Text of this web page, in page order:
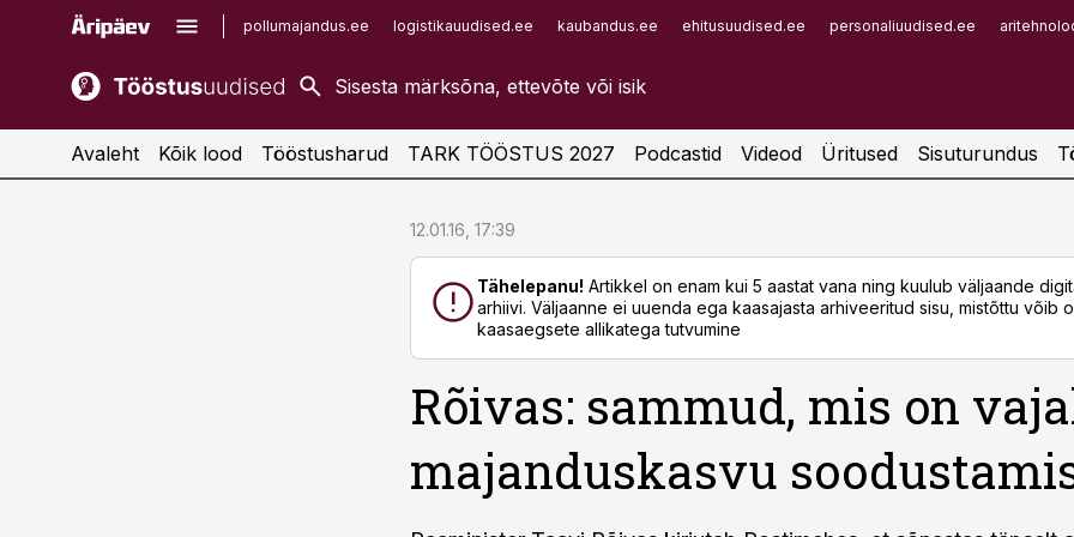
pollumajandus.ee logistikauudised.ee kaubandus.ee ehitusuudised.ee personaliuudised.ee
kaubandus.ee
kinnisvarauudised.ee
imelineajalugu.ee
Infopank
Avaleht Kõik lood Tööstusharud TARK TÖÖSTUS 2027 Podcastid Videod Üritused Sisuturundus
12.01.16, 17:39
Tähelepanu! Artikkel on enam kui 5 aastat vana ning kuulub väljaande
arhiivi. Väljaanne ei uuenda ega kaasajasta arhiveeritud sisu, mistõttu võib
kaasaegsete allikatega tutvumine
Rõivas: sammud, mis on
majanduskasvu